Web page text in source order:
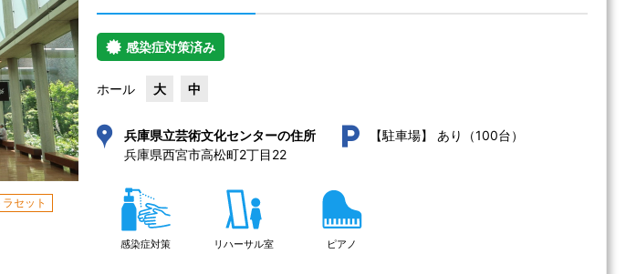
セット
感染症対策済み
ホール 大 中
兵庫県立芸術文化センターの住所
兵庫県西宮市高松町2丁目22
【駐車場】 あり（100台）
感染症対策 リハーサル室 ピアノ